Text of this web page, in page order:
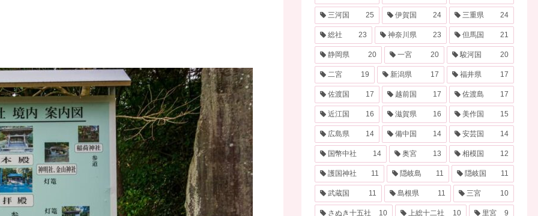
三河国 25 伊賀国 24 三重県 24
総社 23 神奈川県 23 但馬国 21
静岡県 20 一宮 20 駿河国 20
二宮 19 新潟県 17 福井県 17
佐渡国 17 越前国 17 佐渡島 17
近江国 16 滋賀県 16 美作国 15
広島県 14 備中国 14 安芸国 14
国幣中社 14 奥宮 13 相模国 12
護国神社 11 隠岐島 11 隠岐国 11
武蔵国 11 島根県 11 三宮 10
さぬき十五社 10 上総十二社 10 里宮 9